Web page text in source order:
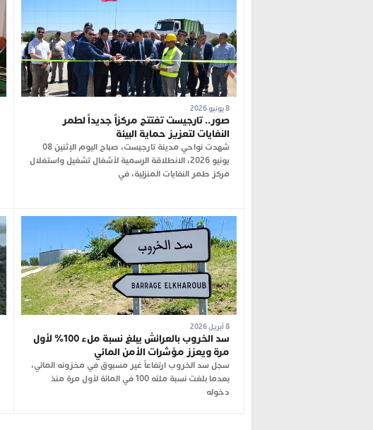
8 يونيو 2026
صور.. تارجيست تفتتح مركزاً جديداً لطمر
النفايات لتعزيز حماية البيئة
شهدت نواحي مدينة تارجيست، صباح اليوم الإثنين 08
يونيو 2026، الانطلاقة الرسمية لأشغال تشغيل واستغلال
مركز طمر النفايات المنزلية، في
8 أبريل 2026
سد الخروب بالعرائش يبلغ نسبة ملء 100% لأول
مرة ويعزز مؤشرات الأمن المائي
سجل سد الخروب ارتفاعاً غير مسبوق في مخزونه المائي،
بعدما بلغت نسبة ملئه 100 في المائة لأول مرة منذ
دخوله